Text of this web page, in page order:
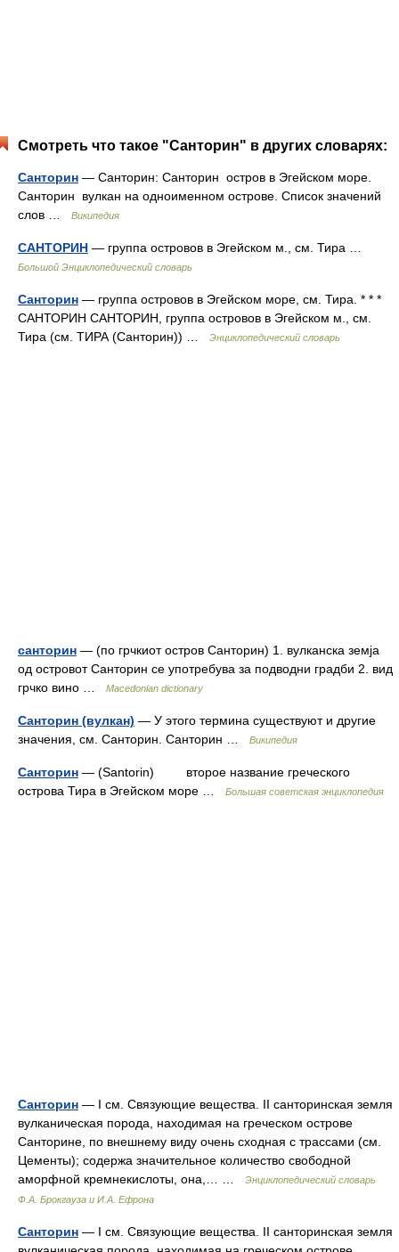
Смотреть что такое "Санторин" в других словарях:
Санторин — Санторин: Санторин остров в Эгейском море.
Санторин вулкан на одноименном острове. Список значений
слов …
Википедия
САНТОРИН — группа островов в Эгейском м., см. Тира …
Большой Энциклопедический словарь
Санторин — группа островов в Эгейском море, см. Тира. * * *
САНТОРИН САНТОРИН, группа островов в Эгейском м., см.
Тира (см. ТИРА (Санторин)) …
Энциклопедический словарь
санторин — (по грчкиот остров Санторин) 1. вулканска земја
од островот Санторин се употребува за подводни градби 2. вид
грчко вино …
Macedonian dictionary
Санторин (вулкан) — У этого термина существуют и другие
значения, см. Санторин. Санторин …
Википедия
Санторин — (Santorin) второе название греческого
острова Тира в Эгейском море …
Большая советская энциклопедия
Санторин — I см. Связующие вещества. II санторинская земля
вулканическая порода, находимая на греческом острове
Санторине, по внешнему виду очень сходная с трассами (см.
Цементы); содержа значительное количество свободной
аморфной кремнекислоты, она,… …
Энциклопедический словарь
Ф.А. Брокгауза и И.А. Ефрона
Санторин — I см. Связующие вещества. II санторинская земля